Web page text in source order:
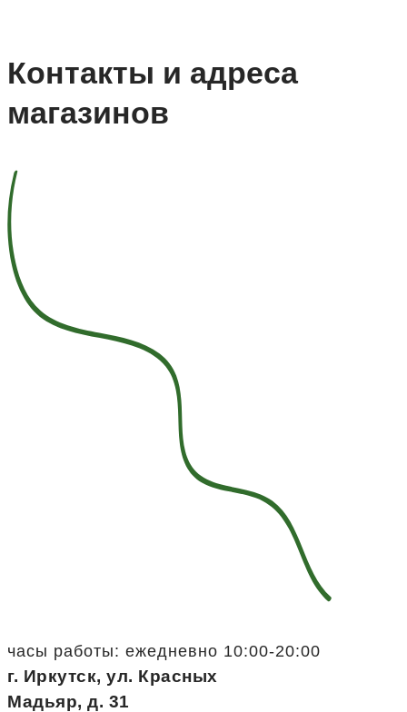
Контакты и адреса
магазинов
часы работы: ежедневно 10:00-20:00
г. Иркутск, ул. Красных
Мадьяр, д. 31